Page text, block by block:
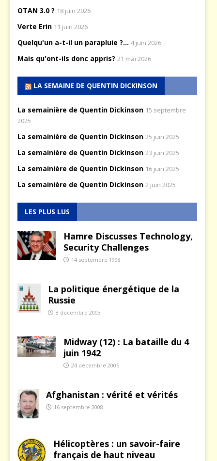
OTAN 3.0 ? 18 juin 2026
Verte Erin 11 juin 2026
Quelqu'un a-t-il un parapluie ?... 4 juin 2026
Mais qu'ont-ils donc appris? 21 mai 2026
LA SEMAINE DE QUENTIN DICKINSON
La semainière de Quentin Dickinson 15 septembre
2025
La semainière de Quentin Dickinson 25 juin 2025
La semainière de Quentin Dickinson 23 juin 2025
La semainière de Quentin Dickinson 16 juin 2025
La semainière de Quentin Dickinson 2 juin 2025
LES PLUS LUS
Hamre Discusses Technology,
Security Challenges
14 septembre 1998
La politique énergétique de la
Russie
8 décembre 2003
Midway (12) : La bataille du 4
juin 1942
24 décembre 2005
Afghanistan : vérité et vérités
16 septembre 2008
Hélicoptères : un savoir-faire
français de haut niveau